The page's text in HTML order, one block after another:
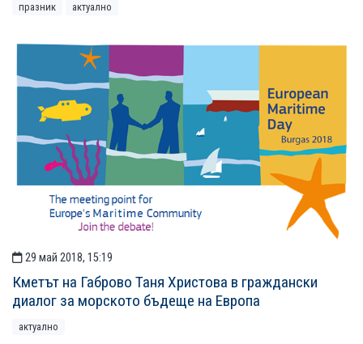
празник актуално
29 май 2018, 15:19
Кметът на Габрово Таня Христова в граждански
диалог за морското бъдеще на Европа
актуално